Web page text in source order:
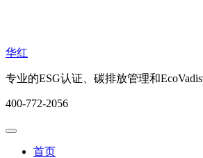
华红
专业的ESG认证、碳排放管理和
400-772-2056
首页